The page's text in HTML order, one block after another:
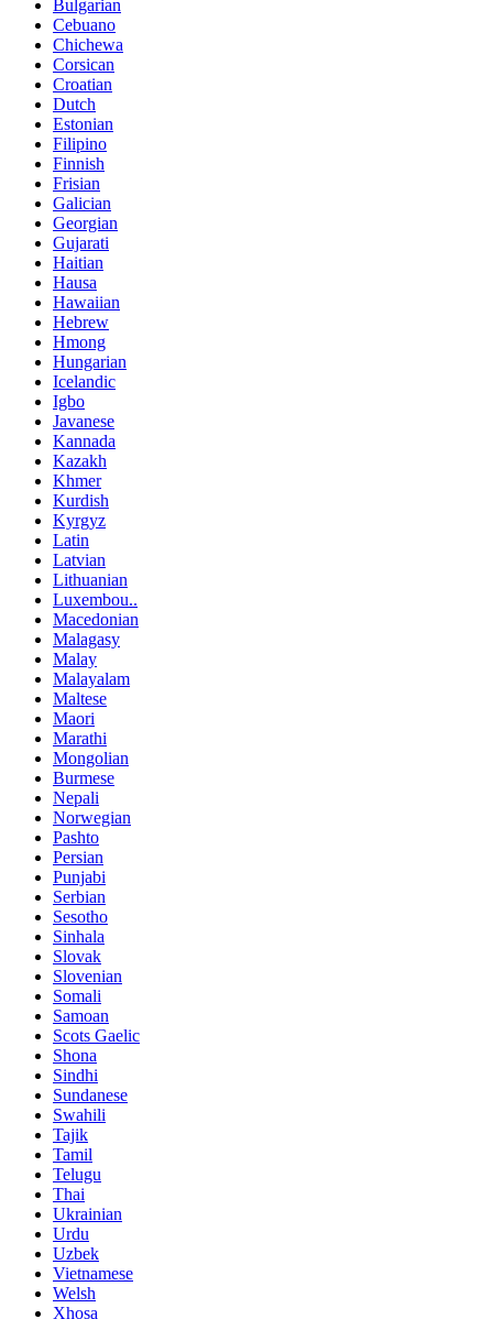
Bulgarian
Cebuano
Chichewa
Corsican
Croatian
Dutch
Estonian
Filipino
Finnish
Frisian
Galician
Georgian
Gujarati
Haitian
Hausa
Hawaiian
Hebrew
Hmong
Hungarian
Icelandic
Igbo
Javanese
Kannada
Kazakh
Khmer
Kurdish
Kyrgyz
Latin
Latvian
Lithuanian
Luxembou..
Macedonian
Malagasy
Malay
Malayalam
Maltese
Maori
Marathi
Mongolian
Burmese
Nepali
Norwegian
Pashto
Persian
Punjabi
Serbian
Sesotho
Sinhala
Slovak
Slovenian
Somali
Samoan
Scots Gaelic
Shona
Sindhi
Sundanese
Swahili
Tajik
Tamil
Telugu
Thai
Ukrainian
Urdu
Uzbek
Vietnamese
Welsh
Xhosa